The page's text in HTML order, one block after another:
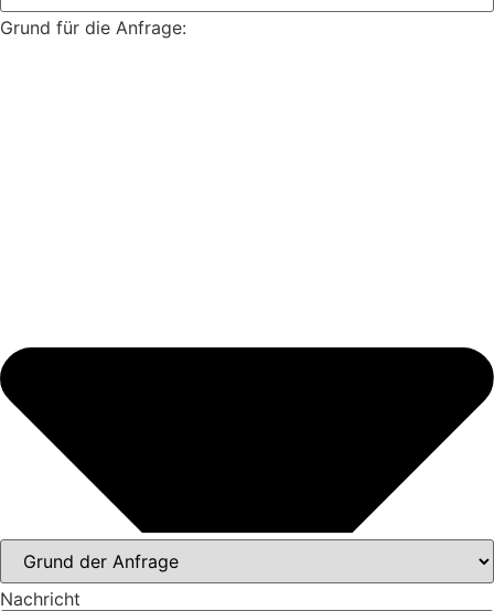
Grund für die Anfrage:
Nachricht